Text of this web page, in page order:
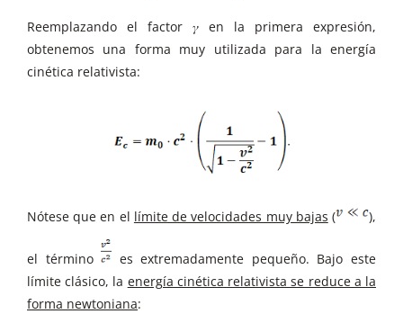
Reemplazando el factor 𝛾 en la primera expresión,
obtenemos una forma muy utilizada para la energía
cinética relativista:
Nótese que en el límite de velocidades muy bajas ( ),
el término
es extremadamente pequeño. Bajo este
límite clásico, la energía cinética relativista se reduce a la
forma newtoniana: